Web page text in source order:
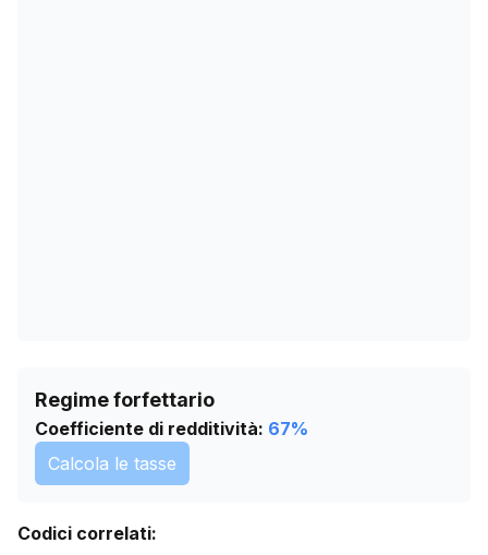
Regime forfettario
Coefficiente di redditività: 67%
Calcola le tasse
Codici correlati: